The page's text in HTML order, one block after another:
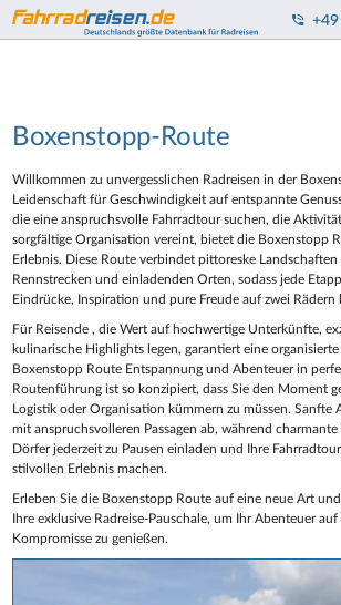
Boxenstopp-Route
Willkommen zu unvergesslichen Radreisen in der
Leidenschaft für Geschwindigkeit auf entspannte
die eine anspruchsvolle Fahrradtour suchen, die
sorgfältige Organisation vereint, bietet die Boxenstopp
Erlebnis. Diese Route verbindet pittoreske
Rennstrecken und einladenden Orten, sodass jede
Eindrücke, Inspiration und pure Freude auf zwei Rädern
Für Reisende , die Wert auf hochwertige Unterkünfte,
kulinarische Highlights legen, garantiert eine
Boxenstopp Route Entspannung und Abenteuer in
Routenführung ist so konzipiert, dass Sie den Moment
Logistik oder Organisation kümmern zu müssen. Sanfte
mit anspruchsvolleren Passagen ab, während
Dörfer jederzeit zu Pausen einladen und Ihre
stilvollen Erlebnis machen.
Erleben Sie die Boxenstopp Route auf eine neue Art
Ihre exklusive Radreise-Pauschale, um Ihr Abenteuer
Kompromisse zu genießen.